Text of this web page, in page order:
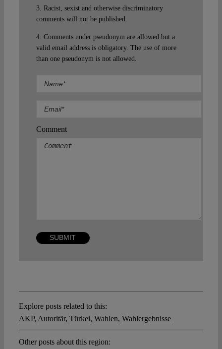
3. Racist, sexist and otherwise discriminatory
comments will not be published.
4. Comments under pseudonym are allowed but a
valid email address is obligatory. The use of more
than one pseudonym is not allowed.
Comment
Explore posts related to this:
AKP, Autoritär, Türkei, Wahlen, Wahlergebnisse
Other posts about this region: